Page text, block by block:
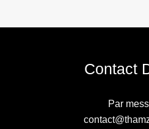
Contact
Par